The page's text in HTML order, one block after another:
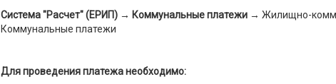
Система "Расчет" (ЕРИП) → Коммунальные платежи → Жилищно-
Коммунальные платежи
Для проведения платежа необходимо: